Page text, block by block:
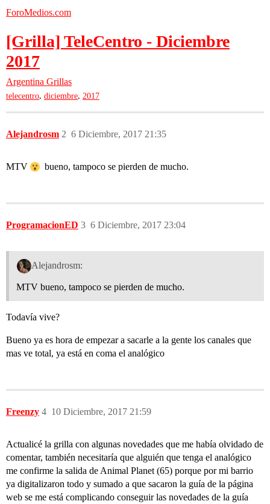
ForoMedios.com
[Grilla] TeleCentro - Diciembre
2017
Argentina Grillas
telecentro, diciembre, 2017
Alejandrosm 6 Diciembre, 2017 21:35
2
MTV bueno, tampoco se pierden de mucho.
ProgramacionED 6 Diciembre, 2017 23:04
3
Alejandrosm:
MTV bueno, tampoco se pierden de mucho.
Todavía vive?
Bueno ya es hora de empezar a sacarle a la gente los canales que
mas ve total, ya está en coma el analógico
Freenzy 10 Diciembre, 2017 21:59
4
Actualicé la grilla con algunas novedades que me había olvidado de
comentar, también necesitaría que alguién que tenga el analógico
me confirme la salida de Animal Planet (65) porque por mi barrio
ya digitalizaron todo y sumado a que sacaron la guía de la página
web se me está complicando conseguir las novedades de la guía